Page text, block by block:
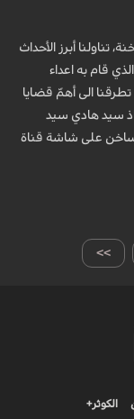
أبرز الأحداث
قام به اعداء
تطرقنا الى أهمّ قضايا
سيد هادي سيد
ساخن على شاشة قناة
>>
الكوثر+